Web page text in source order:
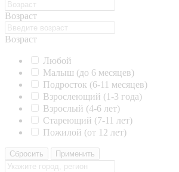
Возраст
Возраст
Любой
Малыш (до 6 месяцев)
Подросток (6-11 месяцев)
Взрослеющий (1-3 года)
Взрослый (4-6 лет)
Стареющий (7-11 лет)
Пожилой (от 12 лет)
Сбросить Применить